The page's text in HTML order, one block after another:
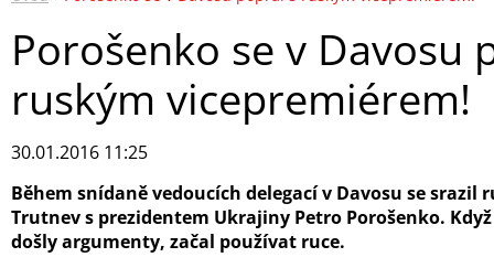
Porošenko se v Davosu
ruským vicepremiérem!
30.01.2016 11:25
Během snídaně vedoucích delegací v Davosu se srazil
Trutnev s prezidentem Ukrajiny Petro Porošenko.
došly argumenty, začal používat ruce.